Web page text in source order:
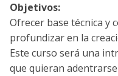
Objetivos:
Ofrecer base técnica y
profundizar en la
Este curso será una
que quieran